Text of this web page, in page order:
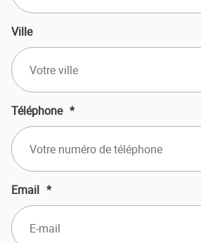
Ville
Téléphone *
Email *